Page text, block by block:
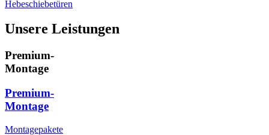
Hebeschiebetüren
Unsere Leistungen
Premium-
Montage
Premium-
Montage
Montagepakete